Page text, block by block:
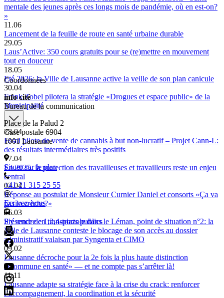
mentale des jeunes après ces longs mois de pandémie, où en est-on?
»
11.06
Lancement de la feuille de route en santé urbaine durable
29.05
Laus’Active: 350 cours gratuits pour se (re)mettre en mouvement
tout en douceur
18.05
Eté 2026: la Ville de Lausanne active la veille de son plan canicule
30.04
Frank Zobel pilotera la stratégie «Drogues et espace public» de la
Municipalité
28.04
Essai pilote de vente de cannabis à but non-lucratif – Projet Cann-L:
des résultats intermédiaires très positifs
17.04
En 2025, la protection des travailleuses et travailleurs reste un enjeu
central
02.04
Réponse au postulat de Monsieur Curnier Daniel et consorts «Ça va
pas la crèche?»
16.03
Présence de 1,2,4-triazole dans le Léman, point de situation n°2: la
Ville de Lausanne conteste le blocage de son accès au dossier
administratif valaisan par Syngenta et CIMO
09.02
Lausanne décroche pour la 2e fois la plus haute distinction
«Commune en santé» — et ne compte pas s’arrêter là!
11.11
Lausanne adapte sa stratégie face à la crise du crack: renforcer
l’accompagnement, la coordination et la sécurité
Coordonnées
info cité
Bureau de la communication
Place de la Palud 2
Case postale 6904
1001 Lausanne
Situer sur le plan
+41 21 315 25 55
Ecrivez-nous
S'y rendre en transports publics